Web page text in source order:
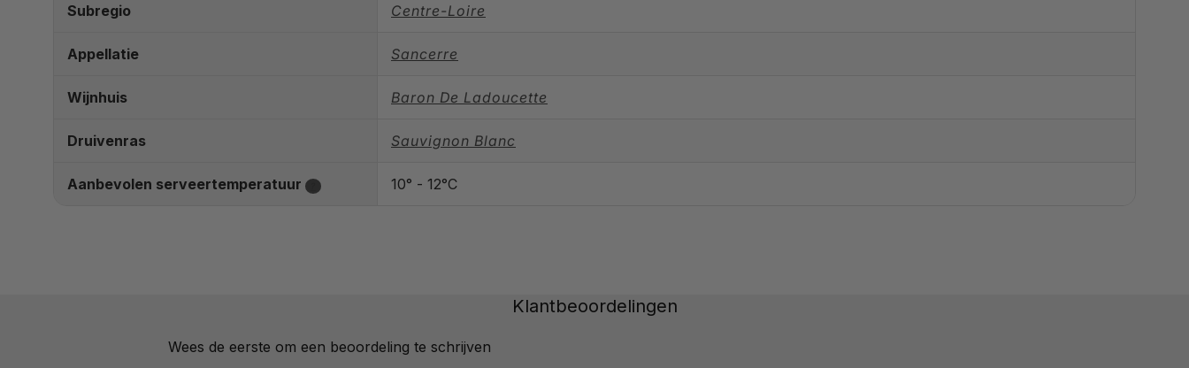
Subregio Centre-Loire
Appellatie Sancerre
Wijnhuis Baron De Ladoucette
Druivenras Sauvignon Blanc
Aanbevolen serveertemperatuur 10° - 12°C
Klantbeoordelingen
Wees de eerste om een beoordeling te schrijven